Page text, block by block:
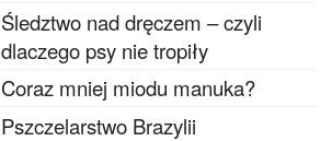
Śledztwo nad dręczem – czyli
dlaczego psy nie tropiły
Coraz mniej miodu manuka?
Pszczelarstwo Brazylii